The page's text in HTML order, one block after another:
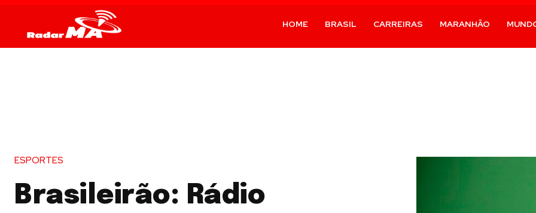
HOME BRASIL CARREIRAS MARANHÃO
ESPORTES
Brasileirão: Rádio